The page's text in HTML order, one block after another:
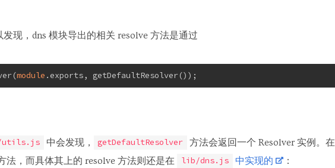
现，dns 模块导出的相关 resolve 方法是通过
module .exports, getDefaultResolver());
utils.js 中会发现， getDefaultResolver
方法会返回一个 Resolver 实例。
法，而具体其上的 resolve 方法则还是在
lib/dns.js 中实现的 ：